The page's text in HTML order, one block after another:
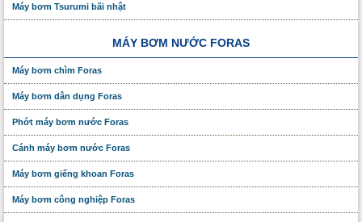
Máy bơm Tsurumi bãi nhật
MÁY BƠM NƯỚC FORAS
Máy bơm chìm Foras
Máy bơm dân dụng Foras
Phớt máy bơm nước Foras
Cánh máy bơm nước Foras
Máy bơm giếng khoan Foras
Máy bơm công nghiệp Foras